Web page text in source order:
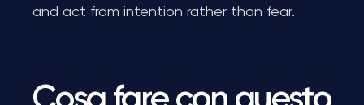
and act from intention rather than fear.